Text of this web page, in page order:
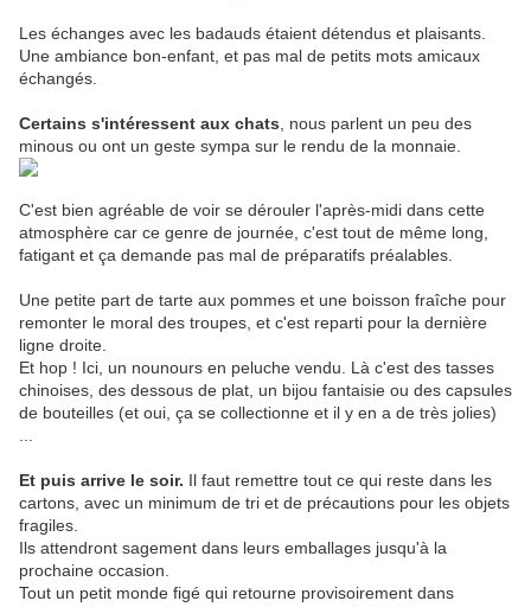
Les échanges avec les badauds étaient détendus et plaisants.
Une ambiance bon-enfant, et pas mal de petits mots amicaux
échangés.
Certains s'intéressent aux chats , nous parlent un peu des
minous ou ont un geste sympa sur le rendu de la monnaie.
C'est bien agréable de voir se dérouler l'après-midi dans cette
atmosphère car ce genre de journée, c'est tout de même long,
fatigant et ça demande pas mal de préparatifs préalables.
Une petite part de tarte aux pommes et une boisson fraîche pour
remonter le moral des troupes, et c'est reparti pour la dernière
ligne droite.
Et hop ! Ici, un nounours en peluche vendu. Là c'est des tasses
chinoises, des dessous de plat, un bijou fantaisie ou des capsules
de bouteilles (et oui, ça se collectionne et il y en a de très jolies)
Et puis arrive le soir. Il faut remettre tout ce qui reste dans les
cartons, avec un minimum de tri et de précautions pour les objets
fragiles.
Ils attendront sagement dans leurs emballages jusqu'à la
prochaine occasion.
Tout un petit monde figé qui retourne provisoirement dans